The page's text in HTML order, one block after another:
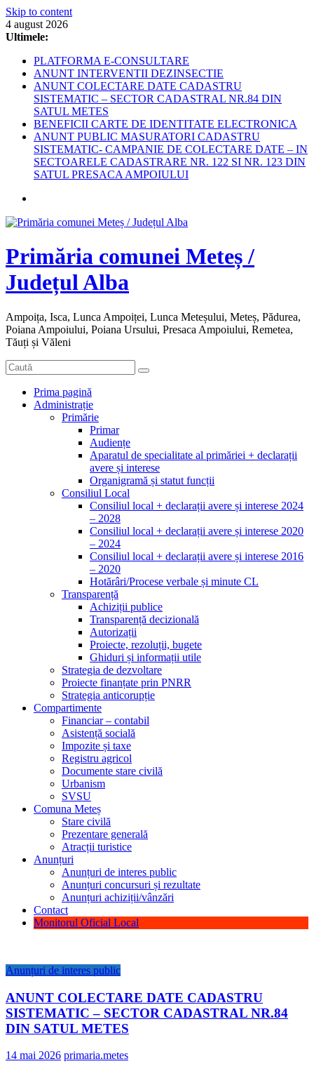
Skip to content
4 august 2026
Ultimele:
PLATFORMA E-CONSULTARE
ANUNT INTERVENTII DEZINSECTIE
ANUNT COLECTARE DATE CADASTRU
SISTEMATIC – SECTOR CADASTRAL NR.84 DIN
SATUL METES
BENEFICII CARTE DE IDENTITATE ELECTRONICA
ANUNT PUBLIC MASURATORI CADASTRU
SISTEMATIC- CAMPANIE DE COLECTARE DATE – IN
SECTOARELE CADASTRARE NR. 122 SI NR. 123 DIN
SATUL PRESACA AMPOIULUI
Primăria comunei Meteș /
Județul Alba
Ampoița, Isca, Lunca Ampoiței, Lunca Meteșului, Meteș, Pădurea,
Poiana Ampoiului, Poiana Ursului, Presaca Ampoiului, Remetea,
Tăuți și Văleni
Prima pagină
Administrație
Primărie
Primar
Audiențe
Aparatul de specialitate al primăriei + declarații
avere și interese
Organigramă și statut funcții
Consiliul Local
Consiliul local + declarații avere și interese 2024
– 2028
Consiliul local + declarații avere și interese 2020
– 2024
Consiliul local + declarații avere și interese 2016
– 2020
Hotărâri/Procese verbale și minute CL
Transparență
Achiziții publice
Transparență decizională
Autorizații
Proiecte, rezoluții, bugete
Ghiduri și informații utile
Strategia de dezvoltare
Proiecte finanțate prin PNRR
Strategia anticorupție
Compartimente
Financiar – contabil
Asistență socială
Impozite și taxe
Registru agricol
Documente stare civilă
Urbanism
SVSU
Comuna Meteș
Stare civilă
Prezentare generală
Atracții turistice
Anunțuri
Anunțuri de interes public
Anunțuri concursuri și rezultate
Anunțuri achiziții/vânzări
Contact
Monitorul Oficial Local
Anunțuri de interes public
ANUNT COLECTARE DATE CADASTRU
SISTEMATIC – SECTOR CADASTRAL NR.84
DIN SATUL METES
14 mai 2026 primaria.metes